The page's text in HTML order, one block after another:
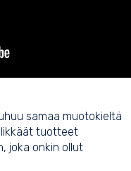
samaa muotokieltä
tuotteet
joka onkin ollut